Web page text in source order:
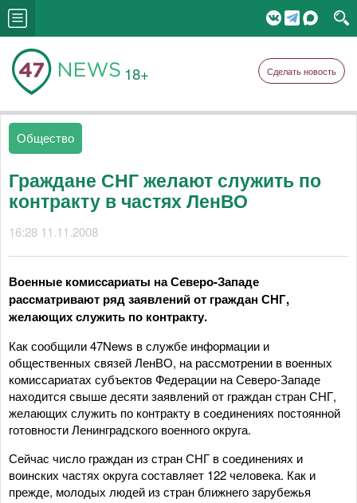
18+ Сделать новость
Общество
Граждане СНГ желают служить по
контракту в частях ЛенВО
16:28 11.11.2008
Военные комиссариаты на Северо-Западе
рассматривают ряд заявлений от граждан СНГ,
желающих служить по контракту.
Как сообщили 47News в службе информации и
общественных связей ЛенВО, на рассмотрении в военных
комиссариатах субъектов Федерации на Северо-Западе
находится свыше десяти заявлений от граждан стран СНГ,
желающих служить по контракту в соединениях постоянной
готовности Ленинградского военного округа.
Сейчас число граждан из стран СНГ в соединениях и
воинских частях округа составляет 122 человека. Как и
прежде, молодых людей из стран ближнего зарубежья